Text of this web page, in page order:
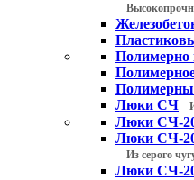
Полимерно
Люки СЧ
Люки СЧ-
Люки СЧ-
Из серого
Люки СЧ-